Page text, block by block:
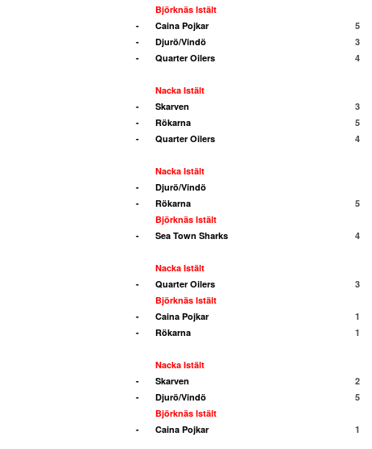
Björknäs Istält
- Caina Pojkar 5
- Djurö/Vindö 3
- Quarter Oilers 4
Nacka Istält
- Skarven 3
- Rökarna 5
- Quarter Oilers 4
Nacka Istält
- Djurö/Vindö
- Rökarna 5
Björknäs Istält
- Sea Town Sharks 4
Nacka Istält
- Quarter Oilers 3
Björknäs Istält
- Caina Pojkar 1
- Rökarna 1
Nacka Istält
- Skarven 2
- Djurö/Vindö 5
Björknäs Istält
- Caina Pojkar 1